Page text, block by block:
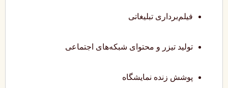
فیلم‌برداری تبلیغاتی
تولید تیزر و محتوای شبکه‌های اجتماعی
پوشش زنده نمایشگاه